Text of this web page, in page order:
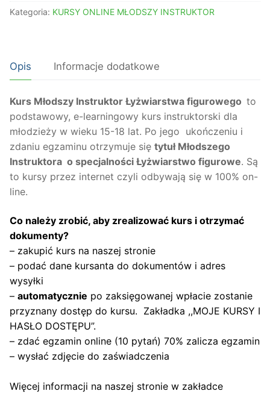
Łyżwiarstwa
Instruktor
-
Łyżwiarstwo
figurowe
wiek
15-
18
lat
Kategoria: KURSY ONLINE MŁODSZY INSTRUKTOR
Opis Informacje dodatkowe
Kurs Młodszy Instruktor Łyżwiarstwa figurowego to
podstawowy, e-learningowy kurs instruktorski dla
młodzieży w wieku 15-18 lat. Po jego ukończeniu i
zdaniu egzaminu otrzymuje się tytuł Młodszego
Instruktora o specjalności Łyżwiarstwo figurowe. Są
to kursy przez internet czyli odbywają się w 100% on-
line.
Co należy zrobić, aby zrealizować kurs i otrzymać
dokumenty?
– zakupić kurs na naszej stronie
– podać dane kursanta do dokumentów i adres
wysyłki
– automatycznie po zaksięgowanej wpłacie zostanie
przyznany dostęp do kursu. Zakładka ,,MOJE KURSY I
HASŁO DOSTĘPU”.
– zdać egzamin online (10 pytań) 70% zalicza egzamin
– wysłać zdjęcie do zaświadczenia
Więcej informacji na naszej stronie w zakładce